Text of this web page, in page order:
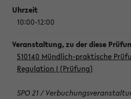
10:00-12:00
510140 Mündlich-praktische
Regulation I (Prüfung)
SPO 21 /